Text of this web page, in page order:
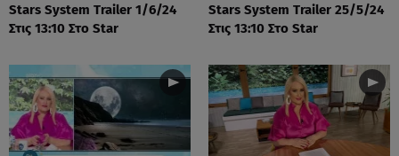
Stars System Trailer 1/6/24
Στις 13:10 Στο Star
Stars System Trailer 25/5/24
Στις 13:10 Στο Star